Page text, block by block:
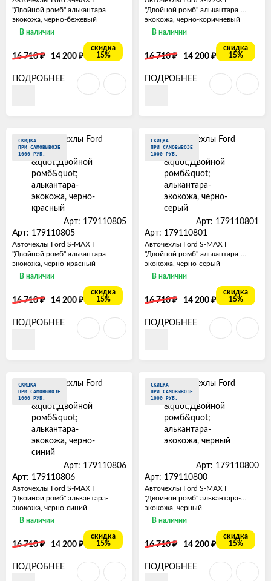
"Двойной ромб" алькантара-
экокожа, черно-бежевый
В наличии
16 710₽ 14 200 ₽
скидка
15%
ПОДРОБНЕЕ
"Двойной ромб" алькантара-
экокожа, черно-коричневый
В наличии
16 710₽ 14 200 ₽
скидка
15%
ПОДРОБНЕЕ
СКИДКА
ПРИ САМОВЫВОЗЕ
1000 РУБ.
Арт: 179110805
Арт: 179110805
Авточехлы Ford S-MAX I
"Двойной ромб" алькантара-
экокожа, черно-красный
В наличии
16 710₽ 14 200 ₽
скидка
15%
ПОДРОБНЕЕ
СКИДКА
ПРИ САМОВЫВОЗЕ
1000 РУБ.
Арт: 179110801
Арт: 179110801
Авточехлы Ford S-MAX I
"Двойной ромб" алькантара-
экокожа, черно-серый
В наличии
16 710₽ 14 200 ₽
скидка
15%
ПОДРОБНЕЕ
СКИДКА
ПРИ САМОВЫВОЗЕ
1000 РУБ.
Арт: 179110806
Арт: 179110806
Авточехлы Ford S-MAX I
"Двойной ромб" алькантара-
экокожа, черно-синий
В наличии
16 710₽ 14 200 ₽
скидка
15%
ПОДРОБНЕЕ
СКИДКА
ПРИ САМОВЫВОЗЕ
1000 РУБ.
Арт: 179110800
Арт: 179110800
Авточехлы Ford S-MAX I
"Двойной ромб" алькантара-
экокожа, черный
В наличии
16 710₽ 14 200 ₽
скидка
15%
ПОДРОБНЕЕ